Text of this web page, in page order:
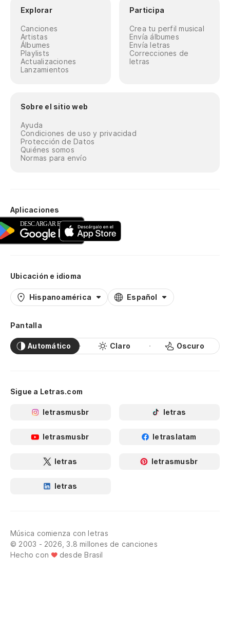
Explorar
Canciones
Artistas
Álbumes
Playlists
Actualizaciones
Lanzamientos
Participa
Crea tu perfil musical
Envía álbumes
Envía letras
Correcciones de
letras
Sobre el sitio web
Ayuda
Condiciones de uso y privacidad
Protección de Datos
Quiénes somos
Normas para envío
Aplicaciones
Ubicación e idioma
Hispanoamérica Español
Pantalla
Automático Claro Oscuro
Sigue a Letras.com
letrasmusbr letras
letrasmusbr letraslatam
letras letrasmusbr
letras
Música comienza con letras
© 2003 - 2026, 3.8 millones de canciones
Hecho con
desde Brasil